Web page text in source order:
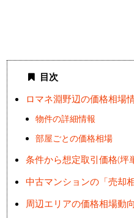
目次
ロマネ淵野辺の価格相場
物件の詳細情報
部屋ごとの価格相場
条件から想定取引価格(坪
中古マンションの「売却
周辺エリアの価格相場動向